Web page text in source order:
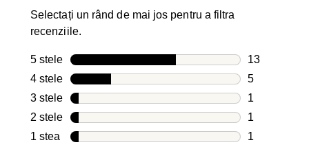
Selectați un rând de mai jos pentru a filtra
recenziile.
5 stele stele
13
13 recenzii
4 stele stele
5
5 recenzii
3 stele stele
1
1 recenzie
2 stele stele
1
1 recenzie
1 stea stele
1